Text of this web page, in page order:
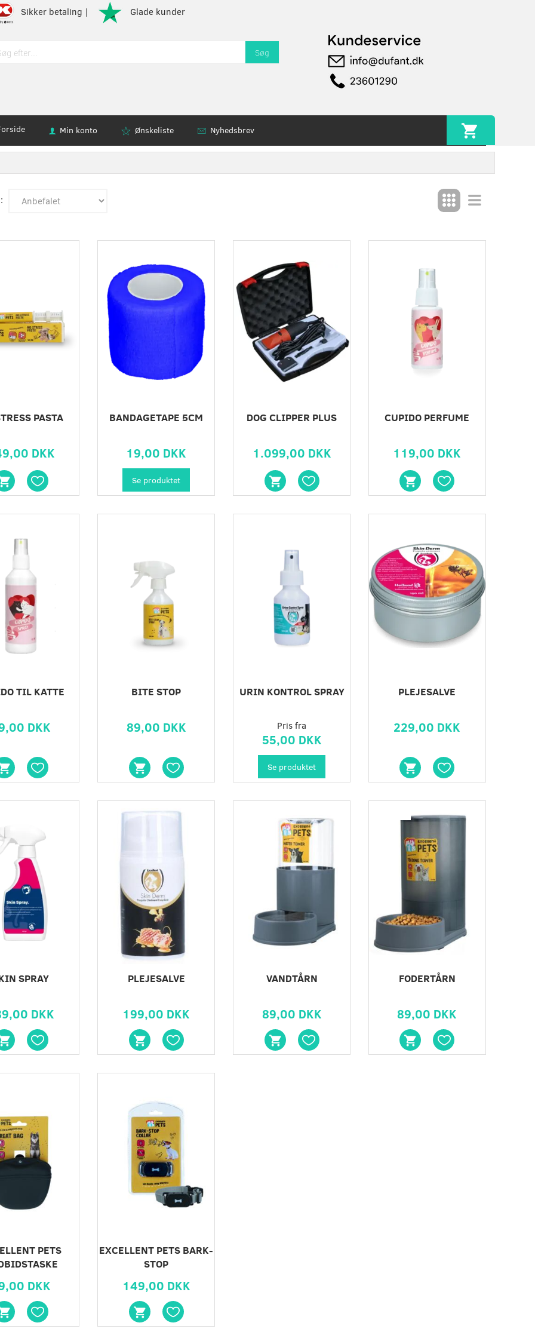
Sikker betaling | Glade kunder
Søg
Min konto Ønskeliste Nyhedsbrev
TIL SØLVFISK
DKK
KRAFTIG LIM
55,00 DKK
PREMIUM KØLEMÅTTE
89,00 DKK
PASTA
DKK
BANDAGETAPE 5CM
19,00 DKK
Se produktet
DOG CLIPPER PLUS
1.099,00 DKK
CUPIDO PERFUME
119,00 DKK
TIL KATTE
DKK
BITE STOP
89,00 DKK
URIN KONTROL SPRAY
Pris fra
55,00 DKK
Se produktet
PLEJESALVE
229,00 DKK
SPRAY
DKK
PLEJESALVE
199,00 DKK
VANDTÅRN
89,00 DKK
FODERTÅRN
89,00 DKK
PETS
DKK
EXCELLENT PETS BARK-
STOP
149,00 DKK